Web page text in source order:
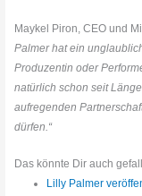
Maykel Piron, CEO und
Palmer hat ein
Produzentin oder
natürlich schon seit
aufregenden
dürfen.“
Das könnte Dir auch
Lilly Palmer